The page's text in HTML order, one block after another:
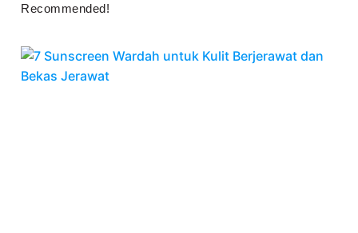
Recommended!